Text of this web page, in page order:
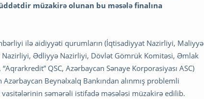
müzakirə olunan bu məsələ finalına
ilə aidiyyəti qurumların (İqtisadiyyat Nazirliyi, Maliyyə
Nazirliyi, Ədliyyə Nazirliyi, Dövlət Gömrük Komitəsi, Əmlak
QSC, Azərbaycan Sənaye Korporasiyası ASC)
Beynəlxalq Bankından alınmış problemli
səmərəli istifadə məsələsi müzakirə edilib.